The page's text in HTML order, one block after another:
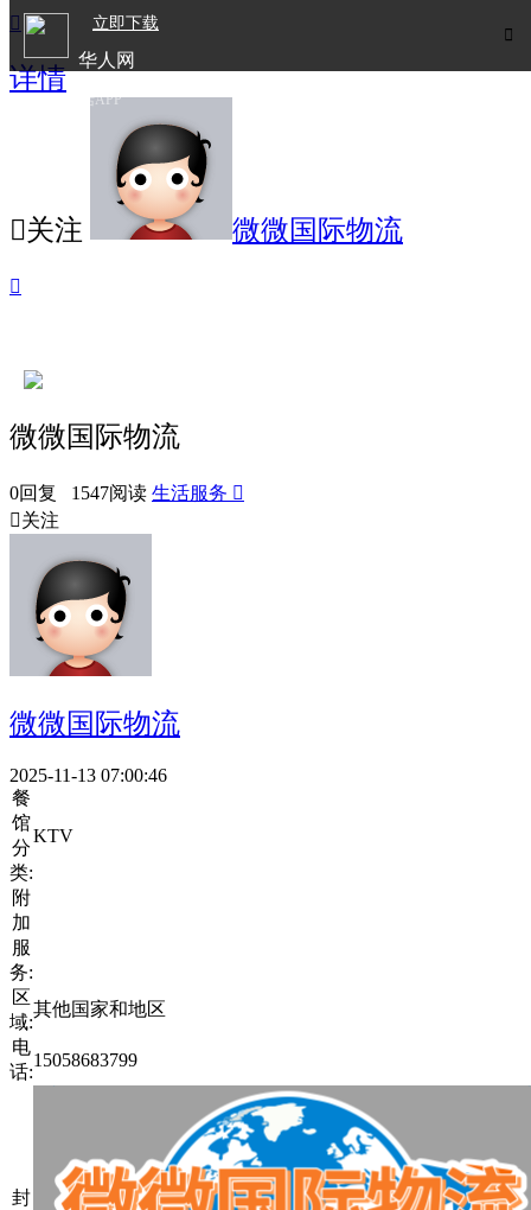

立即下载
华人网
欧洲华人生活APP

详情
关注 微微国际物流

微微国际物流
0回复 1547阅读 生活服务 
关注
微微国际物流
2025-11-13 07:00:46
餐
馆
分
类:
KTV
附
加
服
务:
区
域:
其他国家和地区
电
话:
15058683799
封